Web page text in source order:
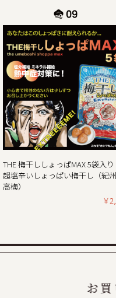
休業日後は、大変混雑が予
2024/11/01
11月1日より当ショップの
ンペーン」開催!!
平素は格別のご高配を賜り
現在、毎年大好評いただい
開催しておりますが、合
買い物で通常のポイント5
（ポイントは商品の税別価
とてもお得なダブルキャン
この機会にほんまもんの梅
秋・冬の梅干しお買い得企
この度、ご家庭用梅干
画の商品をご購入いただ
THE 梅干ししょっぱMAX 5袋入り
超塩辛いしょっぱい梅干し（紀
高梅）
￥